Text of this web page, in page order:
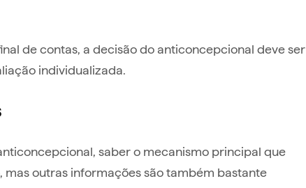
de contas, a decisão do anticoncepcional deve ser
individualizada.
saber o mecanismo principal que
outras informações são também bastante